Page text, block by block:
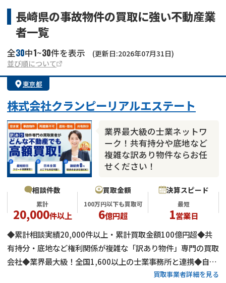
ゴミ屋敷
リースバック
訳あり不動産
土地売却
借地 不動産リースバック
任意売却
アンケート調査
長崎県の事故物件の買取に強い不動産業
者一覧
全30中1~30件を表示
(更新日:2026年07月31日)
並び順について
東京都
株式会社クランピーリアルエステート
業界最大級の士業ネットワ
ーク！共有持分や底地など
複雑な訳あり物件ならお任
せください！
相談件数
累計
20,000件以上
買取金額
100万円以下も買取可
6億円超
決算スピード
最短
1営業日
◆累計相談実績20,000件以上・累計買取金額100億円超◆共
有持分・底地など権利関係が複雑な「訳あり物件」専門の買取
会社◆業界最大級！全国1,600以上の士業事務所と連携◆自己
資金による買取のため、融資審査を待たず最短即日で決済可能
買取事業者詳細を見る